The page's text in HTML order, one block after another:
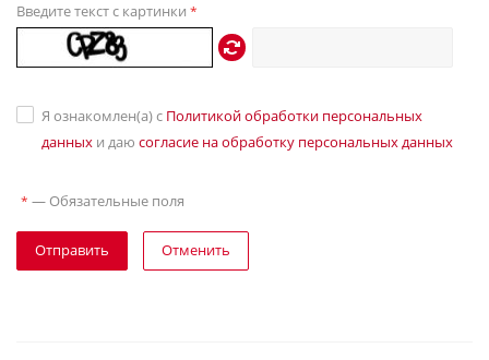
Введите текст с картинки *
Я ознакомлен(а) с Политикой обработки персональных
данных и даю согласие на обработку персональных данных
* — Обязательные поля
Отправить Отменить